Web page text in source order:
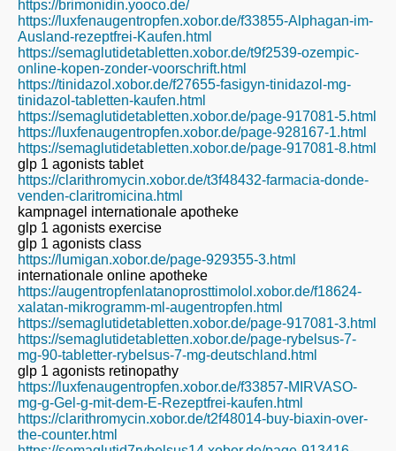
https://brimonidin.yooco.de/
https://luxfenaugentropfen.xobor.de/f33855-Alphagan-im-
Ausland-rezeptfrei-Kaufen.html
https://semaglutidetabletten.xobor.de/t9f2539-ozempic-
online-kopen-zonder-voorschrift.html
https://tinidazol.xobor.de/f27655-fasigyn-tinidazol-mg-
tinidazol-tabletten-kaufen.html
https://semaglutidetabletten.xobor.de/page-917081-5.html
https://luxfenaugentropfen.xobor.de/page-928167-1.html
https://semaglutidetabletten.xobor.de/page-917081-8.html
glp 1 agonists tablet
https://clarithromycin.xobor.de/t3f48432-farmacia-donde-
venden-claritromicina.html
kampnagel internationale apotheke
glp 1 agonists exercise
glp 1 agonists class
https://lumigan.xobor.de/page-929355-3.html
internationale online apotheke
https://augentropfenlatanoprosttimolol.xobor.de/f18624-
xalatan-mikrogramm-ml-augentropfen.html
https://semaglutidetabletten.xobor.de/page-917081-3.html
https://semaglutidetabletten.xobor.de/page-rybelsus-7-
mg-90-tabletter-rybelsus-7-mg-deutschland.html
glp 1 agonists retinopathy
https://luxfenaugentropfen.xobor.de/f33857-MIRVASO-
mg-g-Gel-g-mit-dem-E-Rezeptfrei-kaufen.html
https://clarithromycin.xobor.de/t2f48014-buy-biaxin-over-
the-counter.html